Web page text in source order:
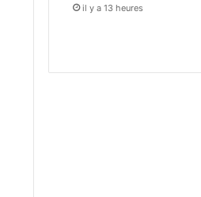
il y a 13 heures